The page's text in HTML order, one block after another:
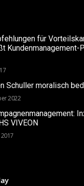
für
Kundenmanagement-
Schuller moralisch
2022
VIVEON